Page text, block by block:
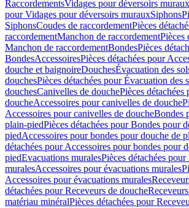
RaccordementsVidages pour déversoirs muraux
pour Vidages pour déversoirs murauxSiphons
SiphonsCoudes de raccordementPièces
raccordementManchon de raccordementPièces
Manchon de raccordementBondesPièces
BondesAccessoiresPièces détachées pour
douche et baignoireDouchesÉvacuation des
douchesPièces détachées pour Évacuation des
douchesCanivelles de douchePièces
doucheAccessoires pour canivelles de douche
Accessoires pour canivelles de doucheBondes
plain-piedPièces détachées pour Bondes pour
piedAccessoires pour bondes pour douche de
détachées pour Accessoires pour bondes pour
piedEvacuations muralesPièces détachées
muralesAccessoires pour évacuations murales
Accessoires pour évacuations murales
détachées pour Receveurs de douche
matériau minéralPièces détachées pour